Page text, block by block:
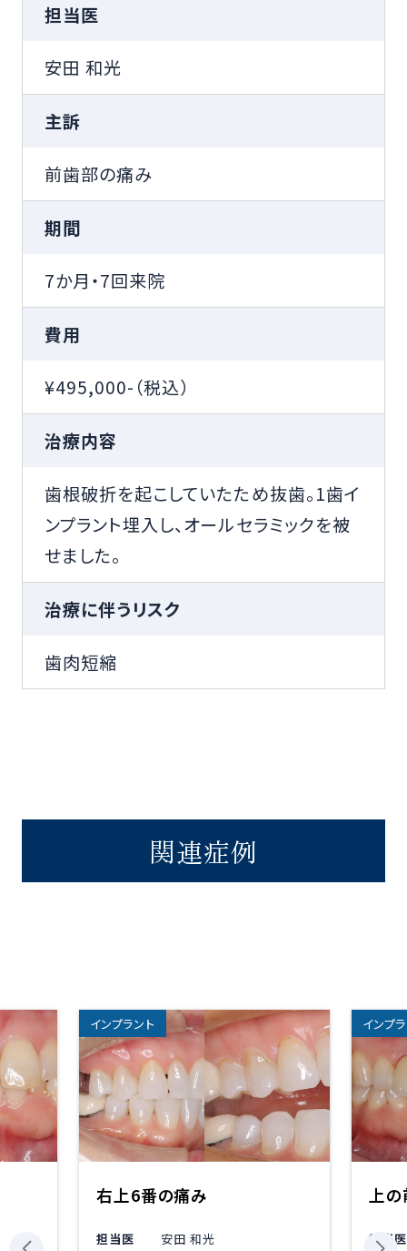
担当医
安田 和光
主訴
前歯部の痛み
期間
7か月・7回来院
費用
¥495,000-（税込）
治療内容
歯根破折を起こしていたため抜歯。1歯イ
ンプラント埋入し、オールセラミックを被
せました。
治療に伴うリスク
歯肉短縮
関連症例
インプラント
右上6番の痛み
担当医 安田 和光
インプ
上
担当医